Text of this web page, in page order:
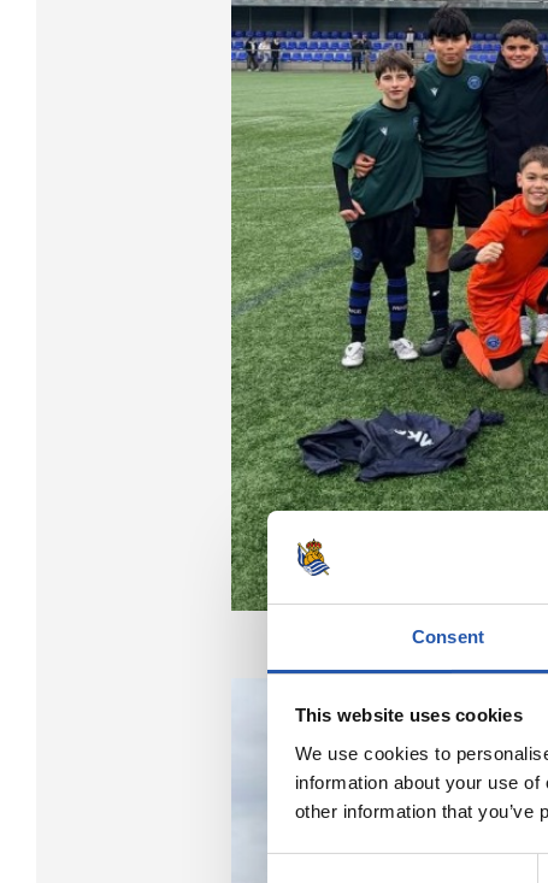
Consent
This website uses cookies
We use cookies to
information about your use
other information that you’ve